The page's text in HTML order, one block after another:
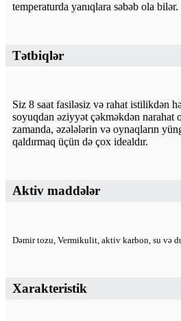
temperaturda yanıqlara səbəb ola bilər.
Tətbiqlər
Siz 8 saat fasiləsiz və rahat istilikdən
soyuqdan əziyyət çəkməkdən narahat
zamanda, əzələlərin və oynaqların
qaldırmaq üçün də çox idealdır.
Aktiv maddələr
Dəmir tozu, Vermikulit, aktiv karbon, su və
Xarakteristik